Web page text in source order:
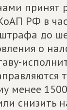
РФ в
до
о
менее
снизить